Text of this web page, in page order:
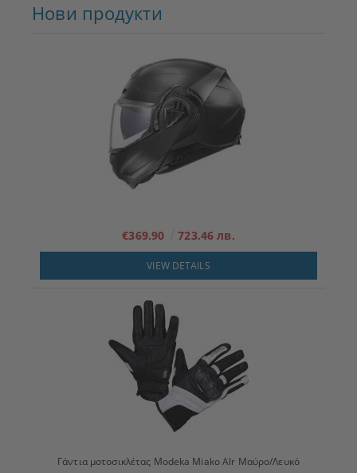
Нови продукти
€369.90 723.46 лв.
VIEW DETAILS
Γάντια μοτοσικλέτας Modeka Miako AIr Μαύρο/Λευκό